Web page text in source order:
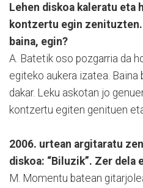
Lehen diskoa kaleratu eta
kontzertu egin zenituzten.
baina, egin?
A. Batetik oso pozgarria da
egiteko aukera izatea.
dakar. Leku askotan jo
kontzertu egiten genituen
2006. urtean argitaratu
diskoa: “Biluzik”. Zer dela
M. Momentu batean